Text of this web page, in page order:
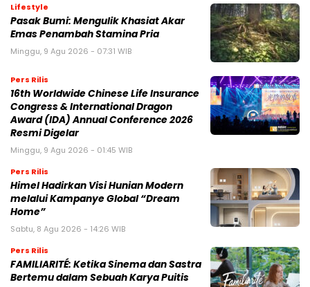
Lifestyle
Pasak Bumi: Mengulik Khasiat Akar
Emas Penambah Stamina Pria
Minggu, 9 Agu 2026 - 07:31 WIB
Pers Rilis
16th Worldwide Chinese Life Insurance
Congress & International Dragon
Award (IDA) Annual Conference 2026
Resmi Digelar
Minggu, 9 Agu 2026 - 01:45 WIB
Pers Rilis
Himel Hadirkan Visi Hunian Modern
melalui Kampanye Global “Dream
Home”
Sabtu, 8 Agu 2026 - 14:26 WIB
Pers Rilis
FAMILIARITÉ: Ketika Sinema dan Sastra
Bertemu dalam Sebuah Karya Puitis